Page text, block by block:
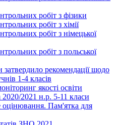
робіт з фізики
робіт з хімії
робіт з німецької
робіт з польської
рекомендації щодо
1-4 класів
якості освіти
2020/2021 н.р. 5-11 класи
Пам'ятка для